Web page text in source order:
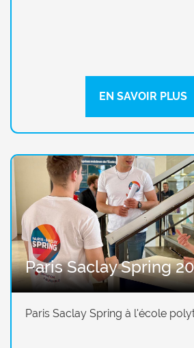
EN SAVOIR PLUS
Paris Saclay Spring
Paris Saclay Spring à l'école